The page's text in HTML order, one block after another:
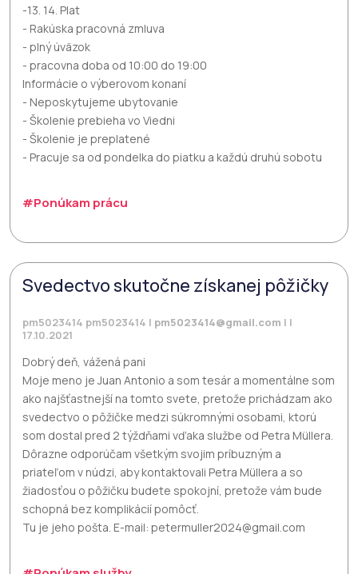
-13. 14. Plat
- Rakúska pracovná zmluva
- plný úväzok
- pracovna doba od 10:00 do 19:00
Informácie o výberovom konaní
- Neposkytujeme ubytovanie
- Školenie prebieha vo Viedni
- Školenie je preplatené
- Pracuje sa od pondelka do piatku a každú druhú sobotu
#Ponúkam prácu
Svedectvo skutočne získanej pôžičky
pm5023414 pm5023414 | pm5023414@gmail.com | |
17.10.2021
Dobrý deň, vážená pani
Moje meno je Juan Antonio a som tesár a momentálne som
ako najšťastnejší na tomto svete, pretože prichádzam ako
svedectvo o pôžičke medzi súkromnými osobami, ktorú
som dostal pred 2 týždňami vďaka službe od Petra Müllera.
Dôrazne odporúčam všetkým svojim príbuzným a
priateľom v núdzi, aby kontaktovali Petra Müllera a so
žiadosťou o pôžičku budete spokojní, pretože vám bude
schopná bez komplikácií pomôcť.
Tu je jeho pošta. E-mail: petermuller2024@gmail.com